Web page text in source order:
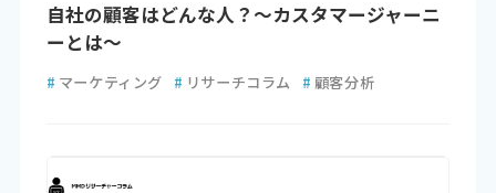
自社の顧客はどんな人？～カスタマージャーニ
ーとは～
# マーケティング # リサーチコラム # 顧客分析